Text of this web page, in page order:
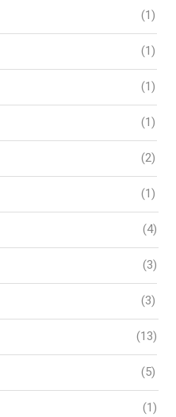
(1)
(1)
(1)
(1)
(2)
(1)
(4)
(3)
(3)
(13)
(5)
(1)